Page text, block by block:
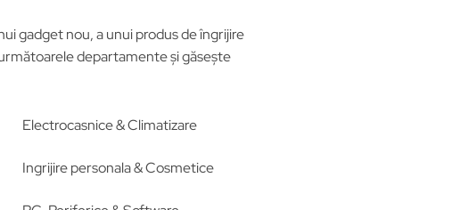
gadget nou, a unui produs de îngrijire
departamente și găsește
Electrocasnice & Climatizare
Ingrijire personala & Cosmetice